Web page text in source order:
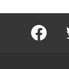
facebook